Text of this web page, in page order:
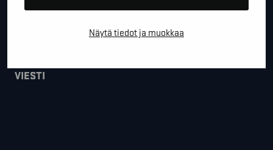
Näytä tiedot ja muokkaa
VIESTI